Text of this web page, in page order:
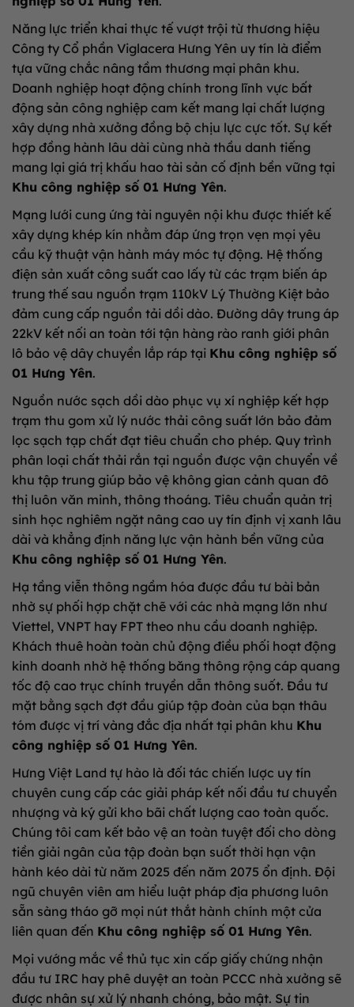
Năng lực triển khai thực tế vượt trội từ thương hiệu
Công ty Cổ phần Viglacera Hưng Yên uy tín là điểm
tựa vững chắc nâng tầm thương mại phân khu.
Doanh nghiệp hoạt động chính trong lĩnh vực bất
động sản công nghiệp cam kết mang lại chất lượng
xây dựng nhà xưởng đồng bộ chịu lực cực tốt. Sự kết
hợp đồng hành lâu dài cùng nhà thầu danh tiếng
mang lại giá trị khấu hao tài sản cố định bền vững tại
Khu công nghiệp số 01 Hưng Yên.
Mạng lưới cung ứng tài nguyên nội khu được thiết kế
xây dựng khép kín nhằm đáp ứng trọn vẹn mọi yêu
cầu kỹ thuật vận hành máy móc tự động. Hệ thống
điện sản xuất công suất cao lấy từ các trạm biến áp
trung thế sau nguồn trạm 110kV Lý Thường Kiệt bảo
đảm cung cấp nguồn tải dồi dào. Đường dây trung áp
22kV kết nối an toàn tới tận hàng rào ranh giới phân
lô bảo vệ dây chuyền lắp ráp tại Khu công nghiệp số
01 Hưng Yên.
Nguồn nước sạch dồi dào phục vụ xí nghiệp kết hợp
trạm thu gom xử lý nước thải công suất lớn bảo đảm
lọc sạch tạp chất đạt tiêu chuẩn cho phép. Quy trình
phân loại chất thải rắn tại nguồn được vận chuyển về
khu tập trung giúp bảo vệ không gian cảnh quan đô
thị luôn văn minh, thông thoáng. Tiêu chuẩn quản trị
sinh học nghiêm ngặt nâng cao uy tín định vị xanh lâu
dài và khẳng định năng lực vận hành bền vững của
Khu công nghiệp số 01 Hưng Yên.
Hạ tầng viễn thông ngầm hóa được đầu tư bài bản
nhờ sự phối hợp chặt chẽ với các nhà mạng lớn như
Viettel, VNPT hay FPT theo nhu cầu doanh nghiệp.
Khách thuê hoàn toàn chủ động điều phối hoạt động
kinh doanh nhờ hệ thống băng thông rộng cáp quang
tốc độ cao trục chính truyền dẫn thông suốt. Đầu tư
mặt bằng sạch đợt đầu giúp tập đoàn của bạn thâu
tóm được vị trí vàng đắc địa nhất tại phân khu Khu
công nghiệp số 01 Hưng Yên.
Hưng Việt Land tự hào là đối tác chiến lược uy tín
chuyên cung cấp các giải pháp kết nối đầu tư chuyển
nhượng và ký gửi kho bãi chất lượng cao toàn quốc.
Chúng tôi cam kết bảo vệ an toàn tuyệt đối cho dòng
tiền giải ngân của tập đoàn bạn suốt thời hạn vận
hành kéo dài từ năm 2025 đến năm 2075 ổn định. Đội
ngũ chuyên viên am hiểu luật pháp địa phương luôn
sẵn sàng tháo gỡ mọi nút thắt hành chính một cửa
liên quan đến Khu công nghiệp số 01 Hưng Yên.
Mọi vướng mắc về thủ tục xin cấp giấy chứng nhận
đầu tư IRC hay phê duyệt an toàn PCCC nhà xưởng sẽ
được nhân sự xử lý nhanh chóng, bảo mật. Sự tin